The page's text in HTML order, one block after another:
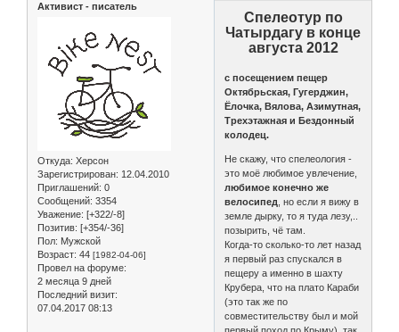
Активист - писатель
Откуда: Херсон
Зарегистрирован: 12.04.2010
Приглашений: 0
Сообщений: 3354
Уважение: [+322/-8]
Позитив: [+354/-36]
Пол: Мужской
Возраст: 44 [1982-04-06]
Провел на форуме:
2 месяца 9 дней
Последний визит:
07.04.2017 08:13
Спелеотур по
Чатырдагу в конце
августа 2012
с посещением пещер
Октябрьская, Гугерджин,
Ёлочка, Вялова, Азимутная,
Трехэтажная и Бездонный
колодец.
Не скажу, что спелеология -
это моё любимое увлечение,
любимое конечно же
велосипед , но если я вижу в
земле дырку, то я туда лезу,..
позырить, чё там.
Когда-то сколько-то лет назад
я первый раз спускался в
пещеру а именно в шахту
Крубера, что на плато Караби
(это так же по
совместительству был и мой